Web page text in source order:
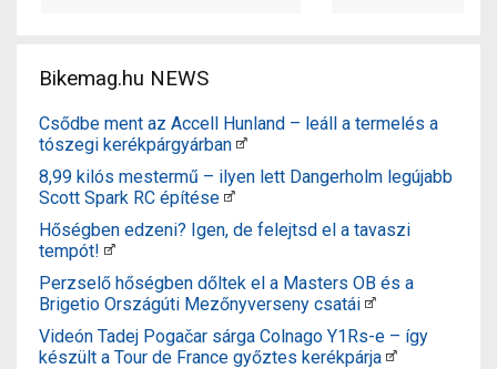
Bikemag.hu NEWS
Csődbe ment az Accell Hunland – leáll a termelés a
tószegi kerékpárgyárban
8,99 kilós mestermű – ilyen lett Dangerholm legújabb
Scott Spark RC építése
Hőségben edzeni? Igen, de felejtsd el a tavaszi
tempót!
Perzselő hőségben dőltek el a Masters OB és a
Brigetio Országúti Mezőnyverseny csatái
Videón Tadej Pogačar sárga Colnago Y1Rs-e – így
készült a Tour de France győztes kerékpárja